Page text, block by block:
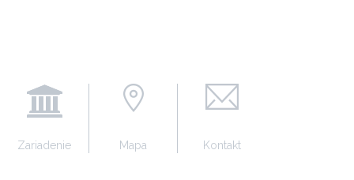
Zariadenie Mapa Kontakt